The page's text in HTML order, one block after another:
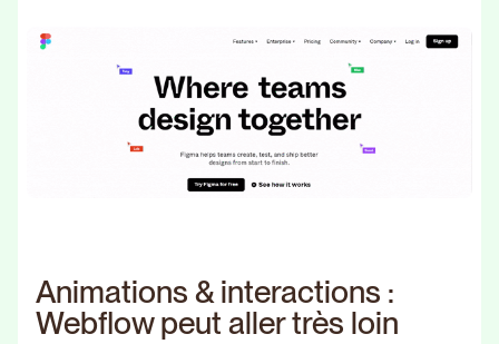
Animations & interactions :
Webflow peut aller très loin